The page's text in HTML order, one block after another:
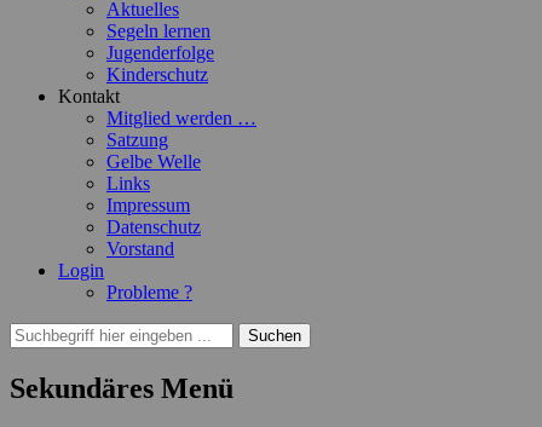
Aktuelles
Segeln lernen
Jugenderfolge
Kinderschutz
Kontakt
Mitglied werden …
Satzung
Gelbe Welle
Links
Impressum
Datenschutz
Vorstand
Login
Probleme ?
Suchen
Suchen
nach:
Sekundäres Menü